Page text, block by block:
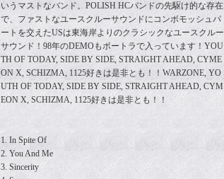
いうマストなバンド。POLISH HCバンドの先駆け的な存在
で、ファストなユースクルーサウンドにコンボモッシュパ
ートを交えたUSは東海岸よりのクラシックなユースクルー
サウンド！98年のDEMOもボートラで入っています！YOU
TH OF TODAY, SIDE BY SIDE, STRAIGHT AHEAD, CYME
ON X, SCHIZMA, 1125好きは是非とも！！WARZONE, YO
UTH OF TODAY, SIDE BY SIDE, STRAIGHT AHEAD, CYM
EON X, SCHIZMA, 1125好きは是非とも！！
1. In Spite Of
2. You And Me
3. Sincerity